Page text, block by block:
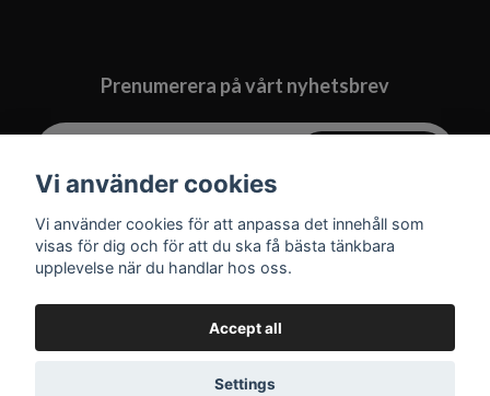
Prenumerera på vårt nyhetsbrev
Vi använder cookies
Vi använder cookies för att anpassa det innehåll som
visas för dig och för att du ska få bästa tänkbara
upplevelse när du handlar hos oss.
Accept all
Settings